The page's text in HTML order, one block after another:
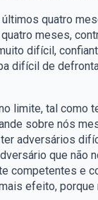
quatro
meses,
difícil,
difícil de
limite, tal como
sobre nós
adversários
que não
competentes e
efeito, porque